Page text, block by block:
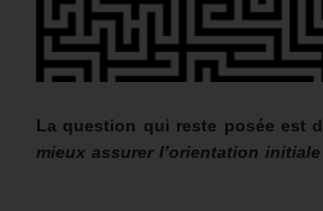
La question qui reste posée est
mieux assurer l’orientation